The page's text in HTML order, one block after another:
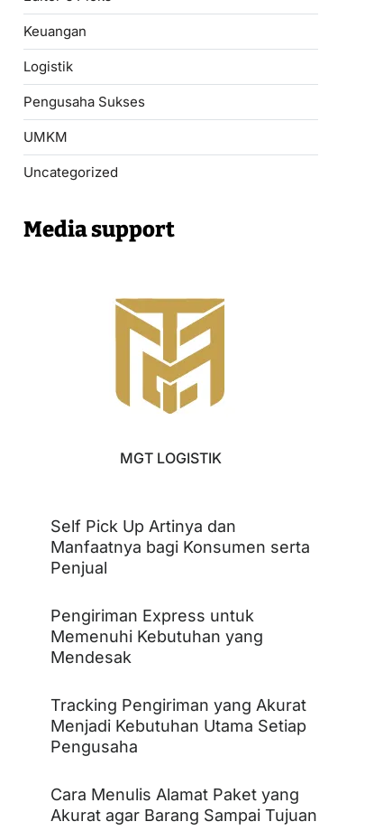
Keuangan
Logistik
Pengusaha Sukses
UMKM
Uncategorized
Media support
MGT LOGISTIK
Self Pick Up Artinya dan
Manfaatnya bagi Konsumen serta
Penjual
Pengiriman Express untuk
Memenuhi Kebutuhan yang
Mendesak
Tracking Pengiriman yang Akurat
Menjadi Kebutuhan Utama Setiap
Pengusaha
Cara Menulis Alamat Paket yang
Akurat agar Barang Sampai Tujuan